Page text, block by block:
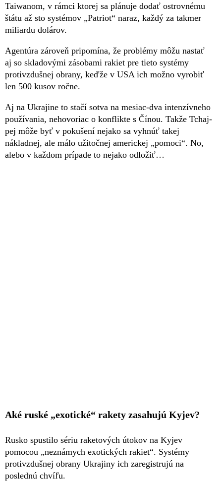
Taiwanom, v rámci ktorej sa plánuje dodať ostrovnému
štátu až sto systémov „Patriot“ naraz, každý za takmer
miliardu dolárov.
Agentúra zároveň pripomína, že problémy môžu nastať
aj so skladovými zásobami rakiet pre tieto systémy
protivzdušnej obrany, keďže v USA ich možno vyrobiť
len 500 kusov ročne.
Aj na Ukrajine to stačí sotva na mesiac-dva intenzívneho
používania, nehovoriac o konflikte s Čínou. Takže Tchaj-
pej môže byť v pokušení nejako sa vyhnúť takej
nákladnej, ale málo užitočnej americkej „pomoci“. No,
alebo v každom prípade to nejako odložiť…
Aké ruské „exotické“ rakety zasahujú Kyjev?
Rusko spustilo sériu raketových útokov na Kyjev
pomocou „neznámych exotických rakiet“. Systémy
protivzdušnej obrany Ukrajiny ich zaregistrujú na
poslednú chvíľu.